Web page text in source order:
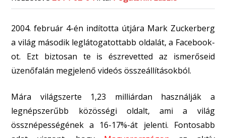
2004. február 4-én indította útjára Mark Zuckerberg
a világ második leglátogatottabb oldalát, a Facebook-
ot. Ezt biztosan te is észrevetted az ismerőseid
üzenőfalán megjelenő videós összeállításokból.
Mára világszerte 1,23 milliárdan használják a
legnépszerűbb közösségi oldalt, ami a világ
össznépességének a 16-17%-át jelenti. Fontosabb